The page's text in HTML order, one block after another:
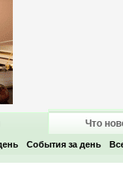
Что
События за день